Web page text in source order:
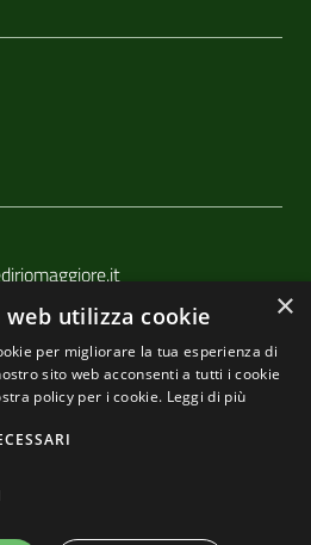
×
utilizza cookie
per migliorare la tua esperienza di
sito web acconsenti a tutti i cookie
policy per i cookie. Leggi di più